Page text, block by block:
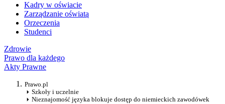
Kadry w oświacie
Zarządzanie oświatą
Orzeczenia
Studenci
Zdrowie
Prawo dla każdego
Akty Prawne
Prawo.pl
Szkoły i uczelnie
Nieznajomość języka blokuje dostęp do niemieckich zawodówek